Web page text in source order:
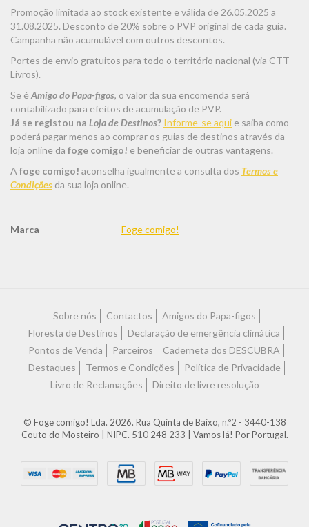
Promoção limitada ao stock existente e válida de 26.05.2025 a
31.08.2025. Desconto de 20% sobre o PVP original de cada guia.
Campanha não acumulável com outros descontos.
Portes de envio gratuitos para todo o território nacional (via CTT -
Livros).
Se é Amigo do Papa-figos, o valor da sua encomenda será
contabilizado para efeitos de acumulação de PVP.
Já se registou na Loja de Destinos? Informe-se aqui e saiba como
poderá pagar menos ao comprar os guias de destinos através da
loja online da foge comigo! e beneficiar de outras vantagens.
A foge comigo! aconselha igualmente a consulta dos Termos e
Condições da sua loja online.
Marca
Foge comigo!
Sobre nós Contactos
Amigos do Papa-figos
Floresta de Destinos
Declaração de emergência climática
Pontos de Venda
Parceiros
Caderneta dos DESCUBRA
Destaques
Termos e Condições
Política de Privacidade
Livro de Reclamações
Direito de livre resolução
© Foge comigo! Lda. 2026. Rua Quinta de Baixo, n.º2 - 3440-138
Couto do Mosteiro | NIPC. 510 248 233 | Vamos lá! Por Portugal.